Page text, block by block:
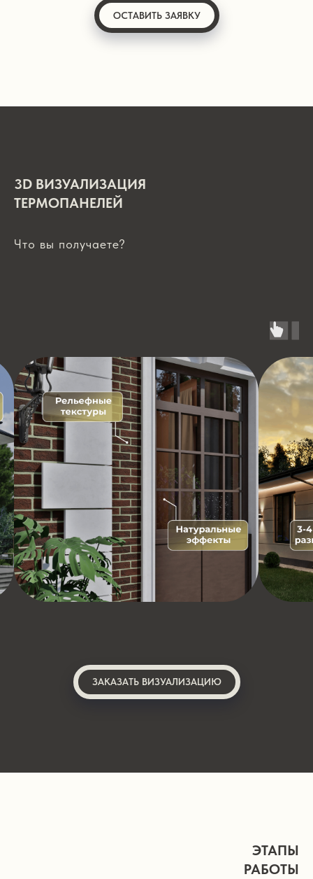
ОСТАВИТЬ ЗАЯВКУ
3D ВИЗУАЛИЗАЦИЯ
ТЕРМОПАНЕЛЕЙ
Что вы получаете?
ЗАКАЗАТЬ ВИЗУАЛИЗАЦИЮ
ЭТАПЫ
РАБОТЫ